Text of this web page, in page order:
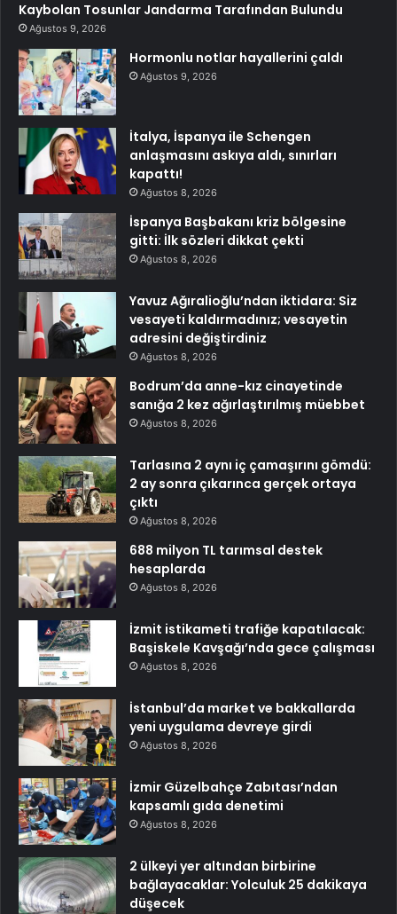
Kaybolan Tosunlar Jandarma Tarafından Bulundu
Ağustos 9, 2026
Hormonlu notlar hayallerini çaldı
Ağustos 9, 2026
İtalya, İspanya ile Schengen
anlaşmasını askıya aldı, sınırları
kapattı!
Ağustos 8, 2026
İspanya Başbakanı kriz bölgesine
gitti: İlk sözleri dikkat çekti
Ağustos 8, 2026
Yavuz Ağıralioğlu’ndan iktidara: Siz
vesayeti kaldırmadınız; vesayetin
adresini değiştirdiniz
Ağustos 8, 2026
Bodrum’da anne-kız cinayetinde
sanığa 2 kez ağırlaştırılmış müebbet
Ağustos 8, 2026
Tarlasına 2 aynı iç çamaşırını gömdü:
2 ay sonra çıkarınca gerçek ortaya
çıktı
Ağustos 8, 2026
688 milyon TL tarımsal destek
hesaplarda
Ağustos 8, 2026
İzmit istikameti trafiğe kapatılacak:
Başiskele Kavşağı’nda gece çalışması
Ağustos 8, 2026
İstanbul’da market ve bakkallarda
yeni uygulama devreye girdi
Ağustos 8, 2026
İzmir Güzelbahçe Zabıtası’ndan
kapsamlı gıda denetimi
Ağustos 8, 2026
2 ülkeyi yer altından birbirine
bağlayacaklar: Yolculuk 25 dakikaya
düşecek